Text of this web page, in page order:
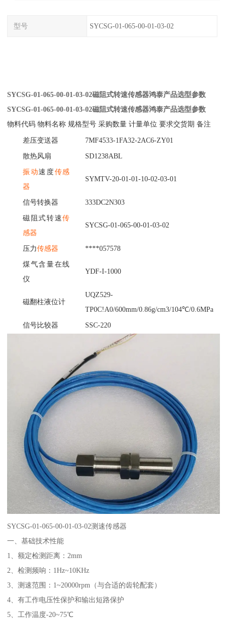
型号 SYCSG-01-065-00-01-03-02
SYCSG-01-065-00-01-03-02磁阻式转速传感器鸿泰产品选型参数
SYCSG-01-065-00-01-03-02磁阻式转速传感器鸿泰产品选型参数
物料代码 物料名称 规格型号 采购数量 计量单位 要求交货期 备注
差压变送器 7MF4533-1FA32-2AC6-ZY01
散热风扇 SD1238ABL
振动速度传感
器
SYMTV-20-01-01-10-02-03-01
信号转换器 333DC2N303
磁阻式转速传
感器
SYCSG-01-065-00-01-03-02
压力传感器 ****057578
煤气含量在线
仪
YDF-I-1000
磁翻柱液位计
UQZ529-
TP0C!A0/600mm/0.86g/cm3/104℃/0.6MPa
信号比较器 SSC-220
SYCSG-01-065-00-01-03-02测速传感器
一、基础技术性能
1、额定检测距离：2mm
2、检测频响：1Hz~10KHz
3、测速范围：1~20000rpm（与合适的齿轮配套）
4、有工作电压性保护和输出短路保护
5、工作温度-20~75℃